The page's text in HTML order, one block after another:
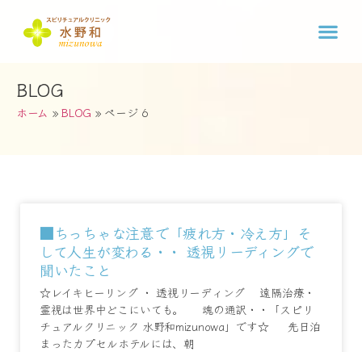
BLOG
ホーム »BLOG » ページ 6
■ちっちゃな注意で「疲れ方・冷え方」そ
して人生が変わる・・ 透視リーディングで
聞いたこと
☆レイキヒーリング ・ 透視リーディング 遠隔治療・
霊視は世界中どこにいても。 魂の通訳・・「スピリ
チュアルクリニック 水野和mizunowa」です☆ 先日泊
まったカプセルホテルには、朝